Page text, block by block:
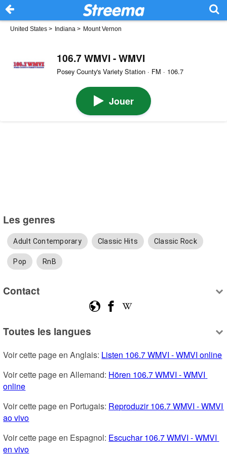
United States > Indiana > Mount Vernon
106.7 WMVI - WMVI
Posey County's Variety Station · FM · 106.7
Jouer
Les genres
Adult Contemporary Classic Hits Classic Rock
Pop RnB
Contact
Toutes les langues
Voir cette page en Anglais: Listen 106.7 WMVI - WMVI online
Voir cette page en Allemand: Hören 106.7 WMVI - WMVI
online
Voir cette page en Portugais: Reproduzir 106.7 WMVI - WMVI
ao vivo
Voir cette page en Espagnol: Escuchar 106.7 WMVI - WMVI
en vivo